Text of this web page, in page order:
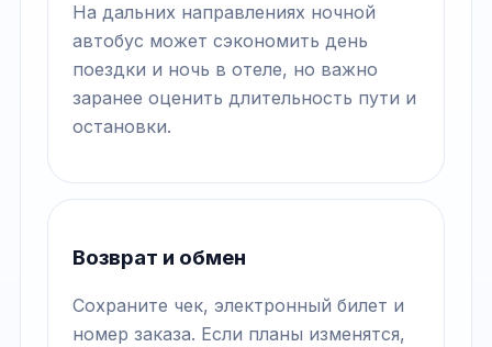
На дальних направлениях ночной
автобус может сэкономить день
поездки и ночь в отеле, но важно
заранее оценить длительность пути и
остановки.
Возврат и обмен
Сохраните чек, электронный билет и
номер заказа. Если планы изменятся,